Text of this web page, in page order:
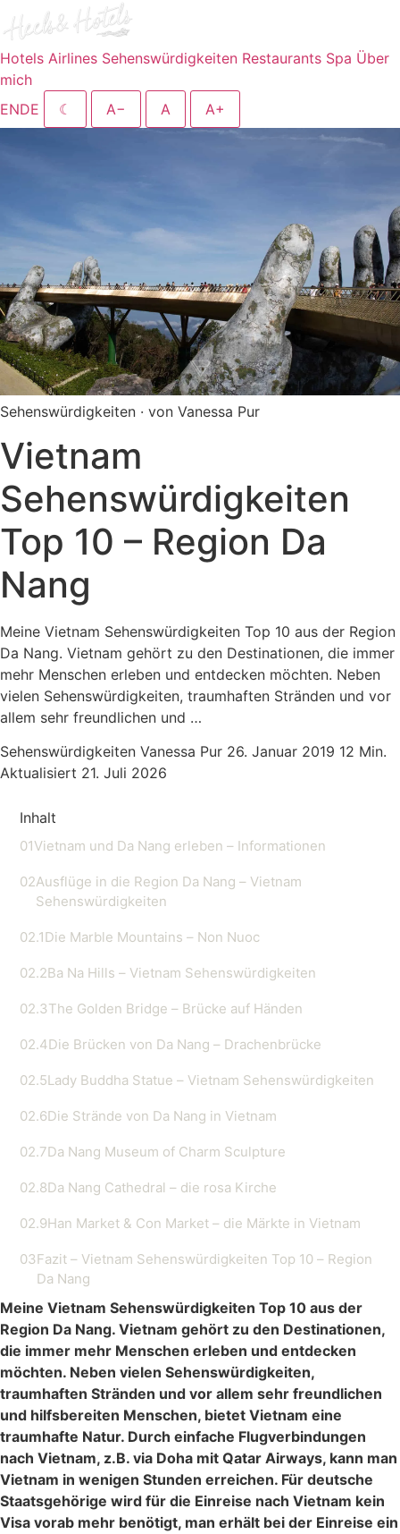
Hotels Airlines Sehenswürdigkeiten Restaurants Spa Über
mich
ENDE ☾ A− A A+
Sehenswürdigkeiten · von Vanessa Pur
Vietnam
Sehenswürdigkeiten
Top 10 – Region Da
Nang
Meine Vietnam Sehenswürdigkeiten Top 10 aus der Region
Da Nang. Vietnam gehört zu den Destinationen, die immer
mehr Menschen erleben und entdecken möchten. Neben
vielen Sehenswürdigkeiten, traumhaften Stränden und vor
allem sehr freundlichen und …
Sehenswürdigkeiten Vanessa Pur 26. Januar 2019 12 Min.
Aktualisiert 21. Juli 2026
Inhalt
01Vietnam und Da Nang erleben – Informationen
02Ausflüge in die Region Da Nang – Vietnam
Sehenswürdigkeiten
02.1Die Marble Mountains – Non Nuoc
02.2Ba Na Hills – Vietnam Sehenswürdigkeiten
02.3The Golden Bridge – Brücke auf Händen
02.4Die Brücken von Da Nang – Drachenbrücke
02.5Lady Buddha Statue – Vietnam Sehenswürdigkeiten
02.6Die Strände von Da Nang in Vietnam
02.7Da Nang Museum of Charm Sculpture
02.8Da Nang Cathedral – die rosa Kirche
02.9Han Market & Con Market – die Märkte in Vietnam
03Fazit – Vietnam Sehenswürdigkeiten Top 10 – Region
Da Nang
Meine Vietnam Sehenswürdigkeiten Top 10 aus der
Region Da Nang. Vietnam gehört zu den Destinationen,
die immer mehr Menschen erleben und entdecken
möchten. Neben vielen Sehenswürdigkeiten,
traumhaften Stränden und vor allem sehr freundlichen
und hilfsbereiten Menschen, bietet Vietnam eine
traumhafte Natur. Durch einfache Flugverbindungen
nach Vietnam, z.B. via Doha mit Qatar Airways, kann man
Vietnam in wenigen Stunden erreichen. Für deutsche
Staatsgehörige wird für die Einreise nach Vietnam kein
Visa vorab mehr benötigt, man erhält bei der Einreise ein